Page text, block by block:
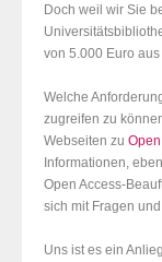
Doch weil wir Sie
von 5.000 Euro
Welche
zugreifen zu
Webseiten zu
Informationen,
Open Access-
sich mit Fragen
Uns ist es ein